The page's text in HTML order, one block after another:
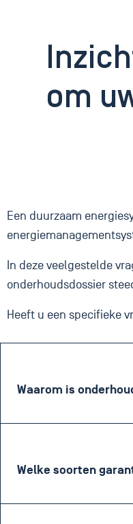
om
Een duurzaam
In deze veelgestelde
onderhoudsdossier
Heeft u een specifieke
Waarom is
Welke soorten